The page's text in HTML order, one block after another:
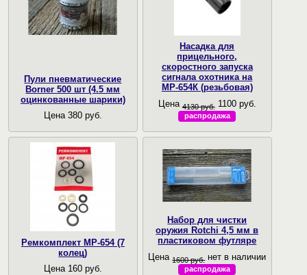
Пули пневматические
Borner 500 шт (4.5 мм
оцинкованные шарики)
Цена 380 руб.
Насадка для
прицельного,
скоростного запуска
сигнала охотника на
МР-654К (резьбовая)
Цена 4130 руб. 1100 руб.
распродажа
Ремкомплект МР-654 (7
колец)
Цена 160 руб.
Набор для чистки
оружия Rotchi 4,5 мм в
пластиковом футляре
Цена 1600 руб. нет в наличии
распродажа